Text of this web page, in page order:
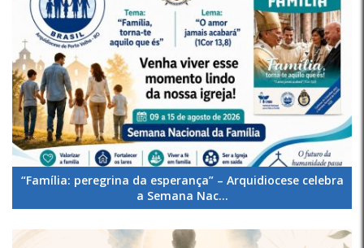
“Família: peregrina da esperança” – Arquidiocese celebra
a Semana Nac...